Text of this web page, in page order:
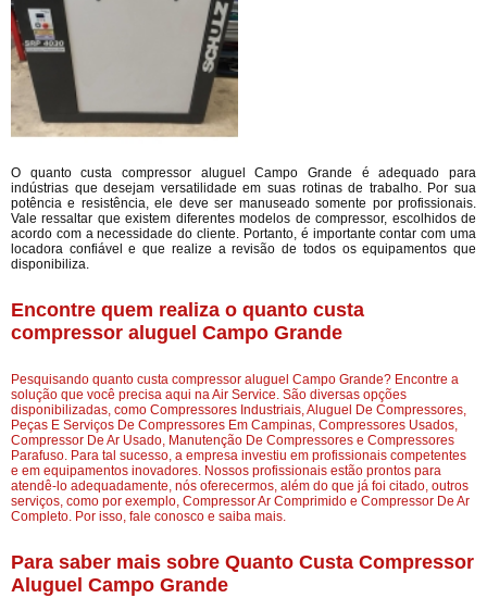
O quanto custa compressor aluguel Campo Grande é adequado para
indústrias que desejam versatilidade em suas rotinas de trabalho. Por sua
potência e resistência, ele deve ser manuseado somente por profissionais.
Vale ressaltar que existem diferentes modelos de compressor, escolhidos de
acordo com a necessidade do cliente. Portanto, é importante contar com uma
locadora confiável e que realize a revisão de todos os equipamentos que
disponibiliza.
Encontre quem realiza o quanto custa
compressor aluguel Campo Grande
Pesquisando quanto custa compressor aluguel Campo Grande? Encontre a
solução que você precisa aqui na Air Service. São diversas opções
disponibilizadas, como Compressores Industriais, Aluguel De Compressores,
Peças E Serviços De Compressores Em Campinas, Compressores Usados,
Compressor De Ar Usado, Manutenção De Compressores e Compressores
Parafuso. Para tal sucesso, a empresa investiu em profissionais competentes
e em equipamentos inovadores. Nossos profissionais estão prontos para
atendê-lo adequadamente, nós oferecermos, além do que já foi citado, outros
serviços, como por exemplo, Compressor Ar Comprimido e Compressor De Ar
Completo. Por isso, fale conosco e saiba mais.
Para saber mais sobre Quanto Custa Compressor
Aluguel Campo Grande